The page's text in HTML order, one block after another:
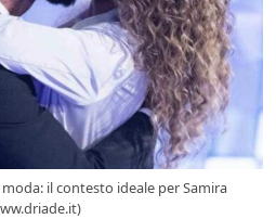
il contesto ideale per Samira